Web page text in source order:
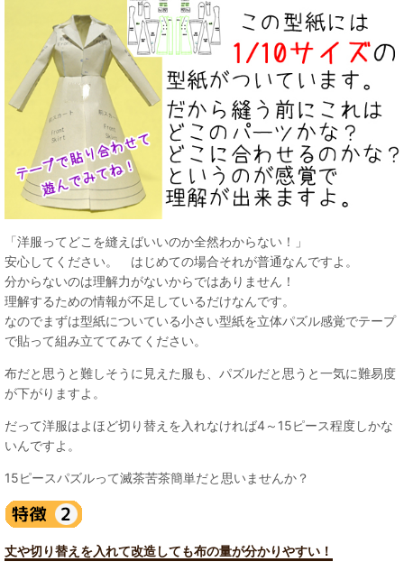
「洋服ってどこを縫えばいいのか全然わからない！」
安心してください。 はじめての場合それが普通なんですよ。
分からないのは理解力がないからではありません！
理解するための情報が不足しているだけなんです。
なのでまずは型紙についている小さい型紙を立体パズル感覚でテープ
で貼って組み立ててみてください。
布だと思うと難しそうに見えた服も、パズルだと思うと一気に難易度
が下がりますよ。
だって洋服はよほど切り替えを入れなければ4～15ピース程度しかな
いんですよ。
15ピースパズルって滅茶苦茶簡単だと思いませんか？
丈や切り替えを入れて改造しても布の量が分かりやすい！